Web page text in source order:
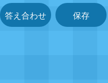
答え合わせ 保存